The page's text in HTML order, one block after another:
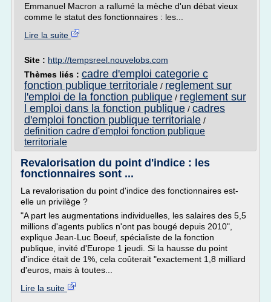
Emmanuel Macron a rallumé la mèche d'un débat vieux
comme le statut des fonctionnaires : les...
Lire la suite
Site : http://tempsreel.nouvelobs.com
Thèmes liés : cadre d'emploi categorie c
fonction publique territoriale / reglement sur
l'emploi de la fonction publique / reglement sur
l emploi dans la fonction publique / cadres
d'emploi fonction publique territoriale /
definition cadre d'emploi fonction publique
territoriale
Revalorisation du point d'indice : les
fonctionnaires sont ...
La revalorisation du point d'indice des fonctionnaires est-
elle un privilège ?
"A part les augmentations individuelles, les salaires des 5,5
millions d'agents publics n'ont pas bougé depuis 2010",
explique Jean-Luc Boeuf, spécialiste de la fonction
publique, invité d'Europe 1 jeudi. Si la hausse du point
d'indice était de 1%, cela coûterait "exactement 1,8 milliard
d'euros, mais à toutes...
Lire la suite